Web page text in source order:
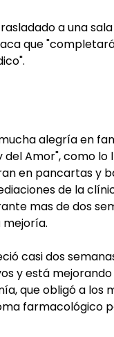
a una
que
alegría en
del Amor", como lo
en pancartas y
de la
mas de dos
mejoría.
casi dos
y está
que obligó a los
farmacológico